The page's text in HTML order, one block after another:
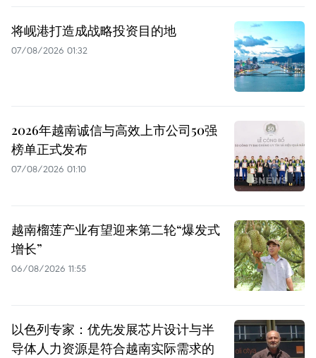
将岘港打造成战略投资目的地
07/08/2026 01:32
2026年越南诚信与高效上市公司50强
榜单正式发布
07/08/2026 01:10
越南榴莲产业有望迎来第二轮“爆发式
增长”
06/08/2026 11:55
以色列专家：优先发展芯片设计与半
导体人力资源是符合越南实际需求的